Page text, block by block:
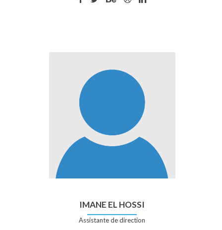
IMANE EL HOSSI
Assistante de direction